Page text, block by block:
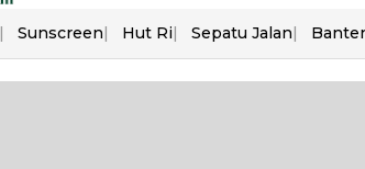
Sunscreen Hut Ri Sepatu Jalan